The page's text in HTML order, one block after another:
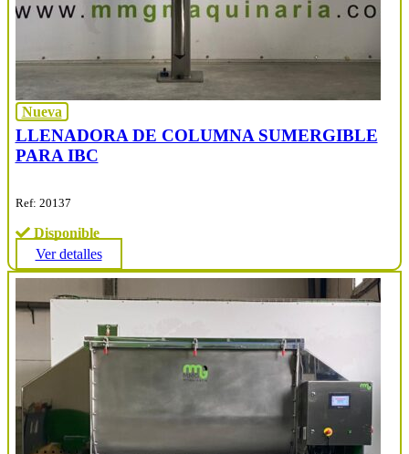
Nueva
LLENADORA DE COLUMNA SUMERGIBLE
PARA IBC
Ref: 20137
Disponible
Ver detalles